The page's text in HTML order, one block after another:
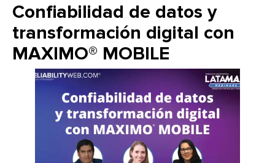
Confiabilidad de datos y
transformación digital con
MAXIMO® MOBILE